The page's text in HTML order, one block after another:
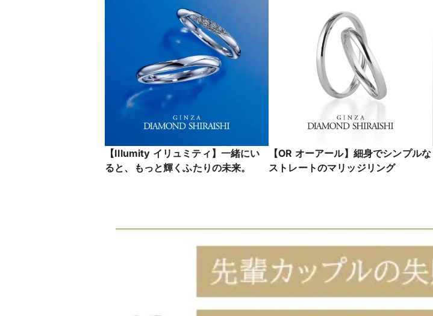
【Illumity イリュミティ】一緒にい
ると、もっと輝くふたりの未来。
【OR オーアール】細身でシンプルな
ストレートのマリッジリング